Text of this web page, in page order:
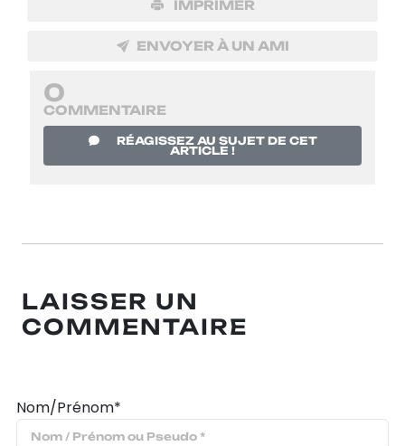
IMPRIMER
ENVOYER À UN AMI
0
COMMENTAIRE
RÉAGISSEZ AU SUJET DE CET
ARTICLE !
LAISSER UN
COMMENTAIRE
Nom/Prénom*